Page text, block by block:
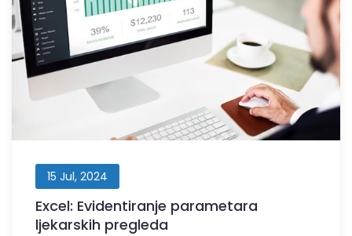
15 Jul, 2024
Excel: Evidentiranje parametara
ljekarskih pregleda